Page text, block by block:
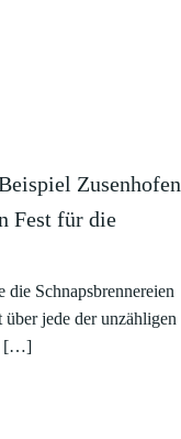
Zusenhofen
Fest für die
Schnapsbrennereien
jede der unzähligen
[…]